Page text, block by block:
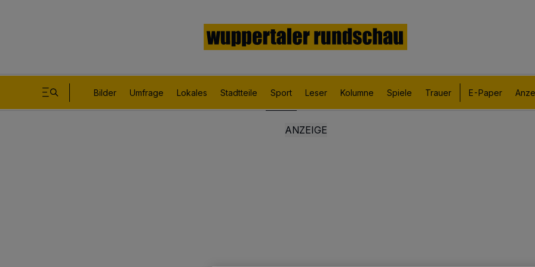
Bilder Umfrage Lokales Stadtteile Sport Leser Kolumne Spiele Trauer E-Paper